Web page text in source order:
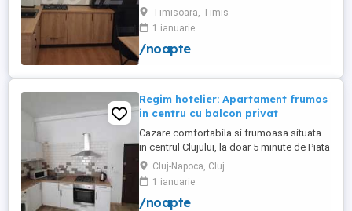
complet utilat si mobilat nou, clima,
internet, tv, video interfon masina de
spalat haine, lenjerii, prosoape,
consumabile. In incinta complexului de
de joaca pentru copii. Apartamentul ...
Timisoara, Timis
1 ianuarie
/noapte
Regim hotelier: Apartament frumos
in centru cu balcon privat
Cazare comfortabila si frumoasa situata
in centrul Clujului, la doar 5 minute de Piata
Mihai Viteazu, intr-un bloc nou.
Apartamentul este mobilat si utilat
complet, avand aragaz, hota, cuptor de
microunde, fierbator de apa, masina de
Cluj-Napoca, Cluj
1 ianuarie
/noapte